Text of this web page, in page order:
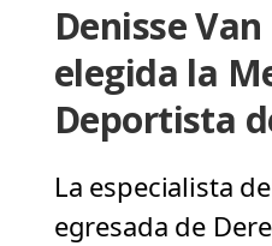
Denisse
elegida la
Deportista
La especialista
egresada de